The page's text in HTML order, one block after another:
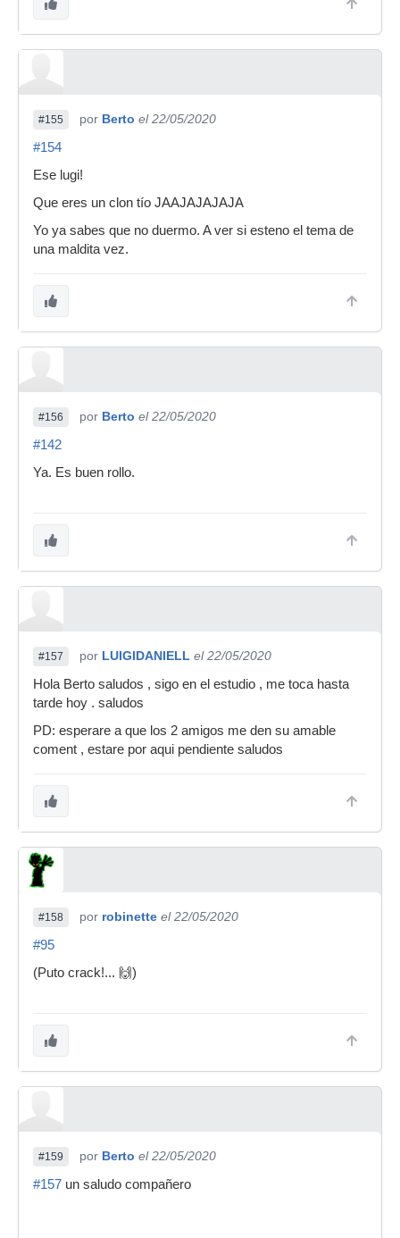
#155 por Berto el 22/05/2020
#154
Ese lugi!
Que eres un clon tío JAAJAJAJAJA
Yo ya sabes que no duermo. A ver si esteno el tema de
una maldita vez.
#156 por Berto el 22/05/2020
#142
Ya. Es buen rollo.
#157 por LUIGIDANIELL el 22/05/2020
Hola Berto saludos , sigo en el estudio , me toca hasta
tarde hoy . saludos
PD: esperare a que los 2 amigos me den su amable
coment , estare por aqui pendiente saludos
#158 por robinette el 22/05/2020
#95
(Puto crack!... 🙌)
#159 por Berto el 22/05/2020
#157 un saludo compañero